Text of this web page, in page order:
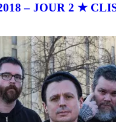
– JOUR 2 ★